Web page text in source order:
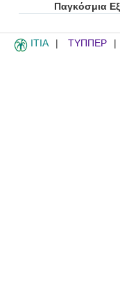
Παγκόσμια
ITIA ΤΥΠΠΕΡ